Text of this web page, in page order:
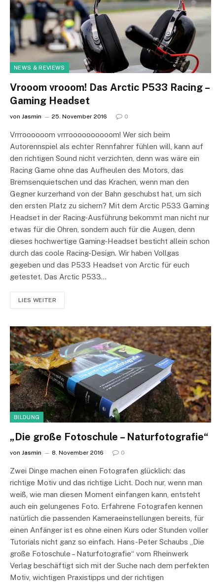
NEWS & REVIEWS
Vrooom vrooom! Das Arctic P533 Racing –
Gaming Headset
von Jasmin 25. November 2016 0
Vrrroooooom vrrroooooooooom! Wer sich beim
Autorennspiel als echter Rennfahrer fühlen will, kann auf
den richtigen Sound nicht verzichten, denn was wäre ein
Racing Game ohne das Aufheulen des Motors, das
Bremsenquietschen und das Krachen, wenn man den
Gegner kurzerhand von der Bahn geschubst hat, um sich
den ersten Platz zu sichern? Mit dem Arctic P533 Gaming
Headset in der Racing-Ausführung bekommt man nicht nur
etwas für die Ohren, sondern auch für die Augen, denn
dieses hochwertige Gaming-Headset besticht allein schon
durch das coole Racing-Design. Wir haben Vollgas
gegeben und das P533 Headset von Arctic für euch
getestet. Das Arctic P533…
LIES WEITER
BILDUNG
„Die große Fotoschule – Naturfotografie“
von Jasmin 8. November 2016 0
Zwei Dinge machen einen Fotografen glücklich: das
richtige Motiv und das richtige Licht. Doch nur, wenn man
weiß, wie man diesen Moment einfangen kann, entsteht
auch ein gelungenes Foto. Erfahrene Fotografen kennen
natürlich die passenden Kameraeinstellungen bereits, für
einen Anfänger ist es ohne einen Kurs oder Stunden voller
Tutorials nicht ganz so einfach. Hans-Peter Schaubs „Die
große Fotoschule – Naturfotografie“ vom Rheinwerk
Verlag beschäftigt sich mit der Suche nach dem perfekten
Motiv, wichtigen Praxistipps und der richtigen